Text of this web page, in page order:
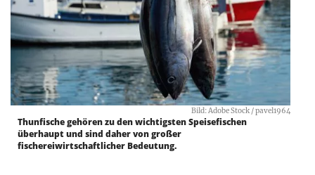
Bild: Adobe Stock / pavel1964
Thunfische gehören zu den wichtigsten Speisefischen
überhaupt und sind daher von großer
fischereiwirtschaftlicher Bedeutung.